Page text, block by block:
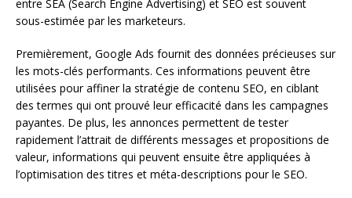
entre SEA (Search Engine Advertising) et SEO est souvent
sous-estimée par les marketeurs.
Premièrement, Google Ads fournit des données précieuses sur
les mots-clés performants. Ces informations peuvent être
utilisées pour affiner la stratégie de contenu SEO, en ciblant
des termes qui ont prouvé leur efficacité dans les campagnes
payantes. De plus, les annonces permettent de tester
rapidement l’attrait de différents messages et propositions de
valeur, informations qui peuvent ensuite être appliquées à
l’optimisation des titres et méta-descriptions pour le SEO.